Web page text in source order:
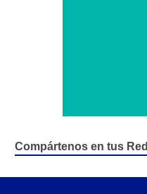
Otorgamiento
Servicios Conexos
Compártenos en tus